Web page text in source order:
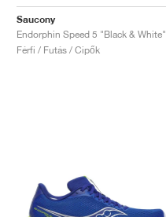
Saucony
Endorphin Speed 5 "Black & White"
Férfi / Futás / Cipők